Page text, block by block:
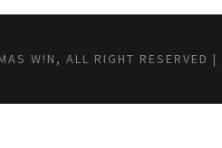
W!N, ALL RIGHT RESERVED |